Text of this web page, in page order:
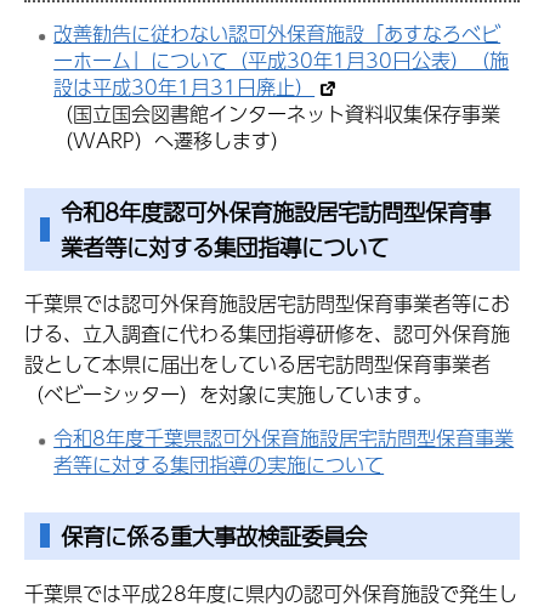
改善勧告に従わない認可外保育施設「あすなろベビ
ーホーム」について（平成30年1月30日公表）（施
設は平成30年1月31日廃止）
（国立国会図書館インターネット資料収集保存事業
（WARP）へ遷移します）
令和8年度認可外保育施設居宅訪問型保育事
業者等に対する集団指導について
千葉県では認可外保育施設居宅訪問型保育事業者等にお
ける、立入調査に代わる集団指導研修を、認可外保育施
設として本県に届出をしている居宅訪問型保育事業者
（ベビーシッター）を対象に実施しています。
令和8年度千葉県認可外保育施設居宅訪問型保育事業
者等に対する集団指導の実施について
保育に係る重大事故検証委員会
千葉県では平成28年度に県内の認可外保育施設で発生し